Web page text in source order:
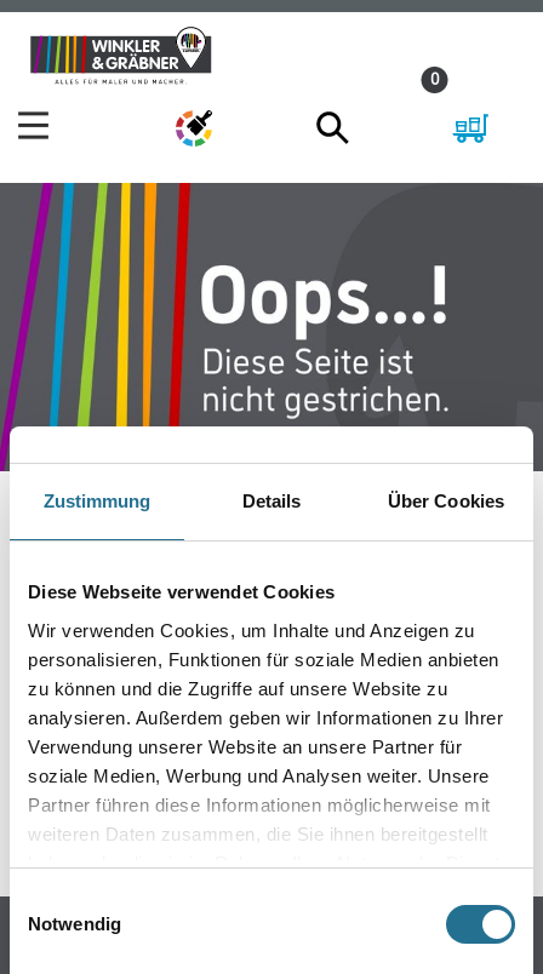
Zustimmung Details Über Cookies
Diese Webseite verwendet Cookies
Wir verwenden Cookies, um Inhalte und Anzeigen zu
personalisieren, Funktionen für soziale Medien anbieten
zu können und die Zugriffe auf unsere Website zu
analysieren. Außerdem geben wir Informationen zu Ihrer
Verwendung unserer Website an unsere Partner für
soziale Medien, Werbung und Analysen weiter. Unsere
Partner führen diese Informationen möglicherweise mit
weiteren Daten zusammen, die Sie ihnen bereitgestellt
haben oder die sie im Rahmen Ihrer Nutzung der Dienste
Einwilligungsauswahl
Notwendig
Zum
Inhalt
Zum
Navigationsmenü
0
IST AUFGETRETEN
Keine Sorge, wir pinseln schon an der Lösung und
werden das Problem so schnell wie möglich beheben.
Erkunden Sie in der Zwischenzeit unseren Online-Shop
und lassen Sie sich inspirieren.
ZURÜCK ZUM ONLINE-SHOP
Online-Shop